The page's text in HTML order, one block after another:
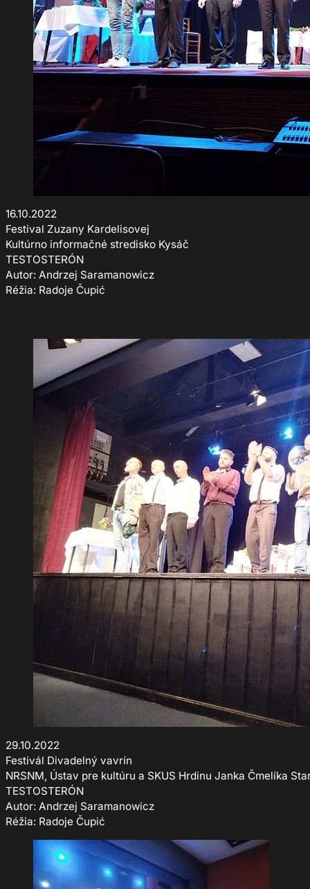
16.10.2022
Festival Zuzany Kardelisovej
Kultúrno informačné stredisko Kysáč
TESTOSTERÓN
Autor: Andrzej Saramanowicz
Réžia: Radoje Čupić
29.10.2022
Festivál Divadelný vavrín
NRSNM, Ústav pre kultúru a SKUS Hrdinu Janka Čmelíka
TESTOSTERÓN
Autor: Andrzej Saramanowicz
Réžia: Radoje Čupić